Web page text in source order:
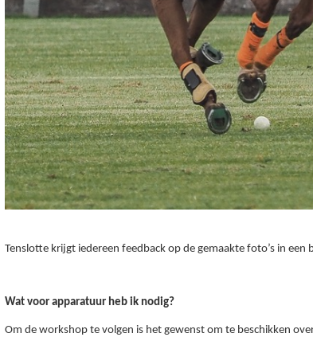
Tenslotte krijgt iedereen feedback op de gemaakte foto’s in een
Wat voor apparatuur heb ik nodig?
Om de workshop te volgen is het gewenst om te beschikken